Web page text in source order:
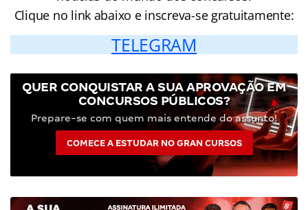
Clique no link abaixo e inscreva-se gratuitamente:
TELEGRAM
QUER CONQUISTAR A SUA APROVAÇÃO EM
CONCURSOS PÚBLICOS?
Prepare-se com quem mais entende do assunto!
COMECE A ESTUDAR NO GRAN CURSOS